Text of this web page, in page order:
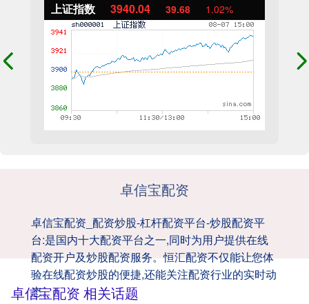
上证指数 3940.04 39.68 1.02%
卓信宝配资
卓信宝配资_配资炒股-杠杆配资平台-炒股配资平
台:是国内十大配资平台之一,同时为用户提供在线
配资开户及炒股配资服务。恒汇配资不仅能让您体
验在线配资炒股的便捷,还能关注配资行业的实时动
态。
卓信宝配资 相关话题